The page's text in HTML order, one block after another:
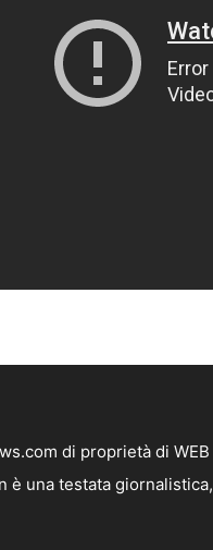
di proprietà di
è una testata